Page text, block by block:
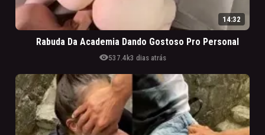
14:32
Rabuda Da Academia Dando Gostoso Pro Personal
visibility537.4k3 dias atrás